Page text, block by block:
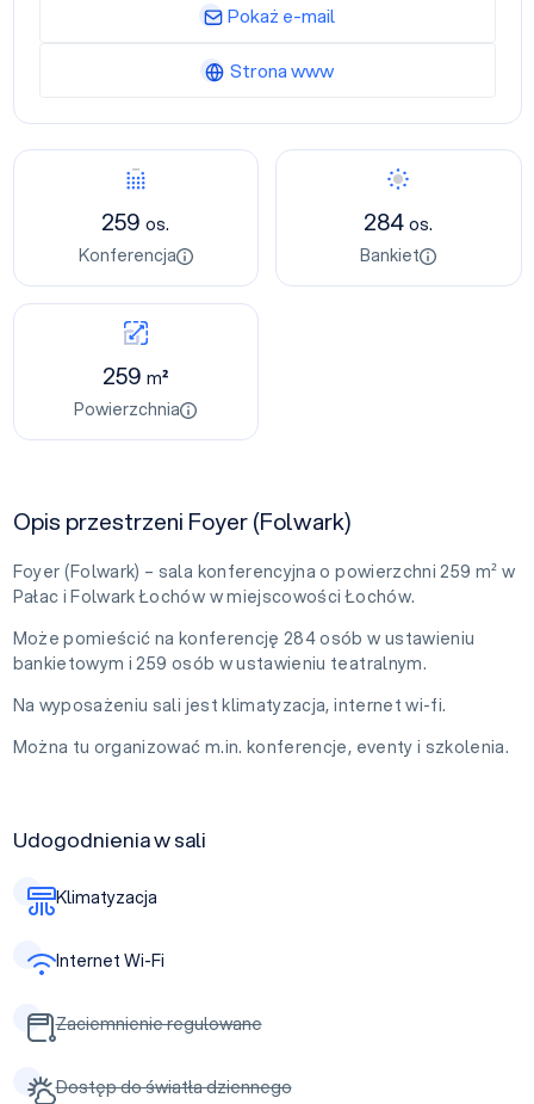
259os.
Konferencja
284os.
Bankiet
259m²
Powierzchnia
Opis przestrzeni Foyer (Folwark)
Foyer (Folwark) – sala konferencyjna o powierzchni 259 m² w
Pałac i Folwark Łochów w miejscowości Łochów.
Może pomieścić na konferencję 284 osób w ustawieniu
bankietowym i 259 osób w ustawieniu teatralnym.
Na wyposażeniu sali jest klimatyzacja, internet wi-fi.
Można tu organizować m.in. konferencje, eventy i szkolenia.
Udogodnienia w sali
Klimatyzacja
Internet Wi-Fi
Zaciemnienie regulowane
Dostęp do światła dziennego
Pokaż e-mail
Strona www